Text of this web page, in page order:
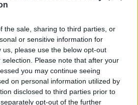
the sale, sharing to third parties, or
or sensitive information for
please use the below opt-out
Please note that after your
you may continue seeing
on personal information utilized by
disclosed to third parties prior to
opt-out of the further